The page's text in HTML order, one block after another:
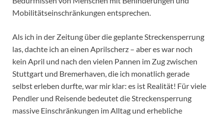
Mobilitätseinschränkungen entsprechen.
Als ich in der Zeitung über die geplante Streckensperrung
las, dachte ich an einen Aprilscherz – aber es war noch
kein April und nach den vielen Pannen im Zug zwischen
Stuttgart und Bremerhaven, die ich monatlich gerade
selbst erleben durfte, war mir klar: es ist Realität! Für viele
Pendler und Reisende bedeutet die Streckensperrung
massive Einschränkungen im Alltag und erhebliche